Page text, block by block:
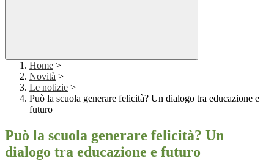
Home >
Novità >
Le notizie >
Può la scuola generare felicità? Un dialogo tra educazione e
futuro
Può la scuola generare felicità? Un
dialogo tra educazione e futuro